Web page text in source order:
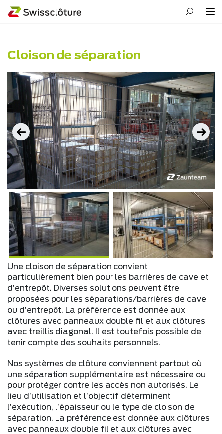
Cloison de séparation
Une cloison de séparation convient
particulièrement bien pour les barrières de cave et
d’entrepôt. Diverses solutions peuvent être
proposées pour les séparations/barrières de cave
ou d’entrepôt. La préférence est donnée aux
clôtures avec panneaux double fil et aux clôtures
avec treillis diagonal. Il est toutefois possible de
tenir compte des souhaits personnels.
Nos systèmes de clôture conviennent partout où
une séparation supplémentaire est nécessaire ou
pour protéger contre les accès non autorisés. Le
lieu d’utilisation et l’objectif déterminent
l’exécution, l’épaisseur ou le type de cloison de
séparation. La préférence est donnée aux clôtures
avec panneaux double fil et aux clôtures avec